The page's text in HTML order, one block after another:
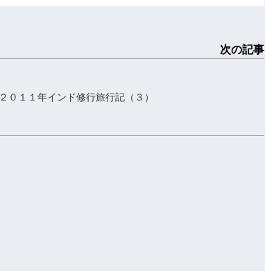
次の記事
２０１１年インド修行旅行記（３）